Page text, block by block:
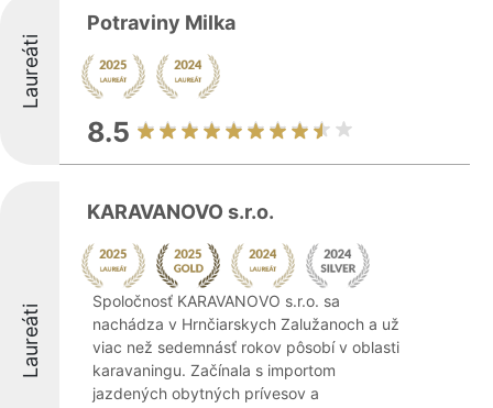
Laureáti
Potraviny Milka
8.5
Laureáti
KARAVANOVO s.r.o.
Spoločnosť KARAVANOVO s.r.o. sa
nachádza v Hrnčiarskych Zalužanoch a už
viac než sedemnásť rokov pôsobí v oblasti
karavaningu. Začínala s importom
jazdených obytných prívesov a